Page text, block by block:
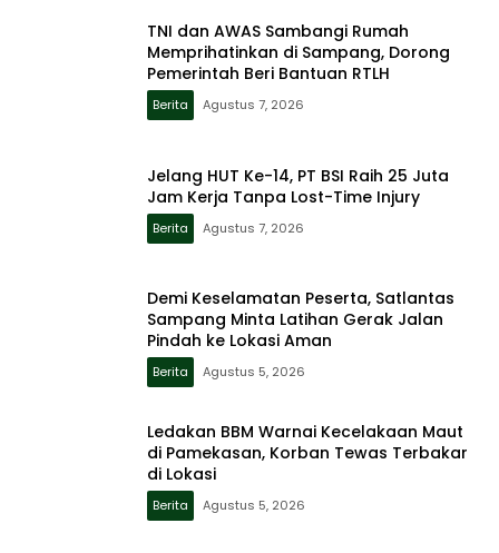
TNI dan AWAS Sambangi Rumah
Memprihatinkan di Sampang, Dorong
Pemerintah Beri Bantuan RTLH
Berita Agustus 7, 2026
Jelang HUT Ke-14, PT BSI Raih 25 Juta
Jam Kerja Tanpa Lost-Time Injury
Berita Agustus 7, 2026
Demi Keselamatan Peserta, Satlantas
Sampang Minta Latihan Gerak Jalan
Pindah ke Lokasi Aman
Berita Agustus 5, 2026
Ledakan BBM Warnai Kecelakaan Maut
di Pamekasan, Korban Tewas Terbakar
di Lokasi
Berita Agustus 5, 2026